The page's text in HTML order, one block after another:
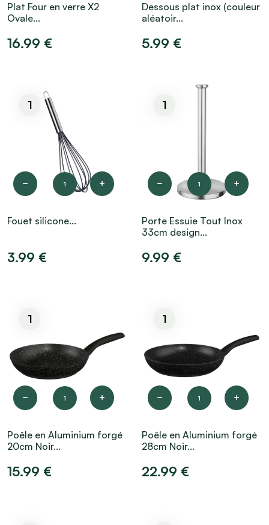
Plat Four en verre X2
Ovale...
16.99 €
Dessous plat inox (couleur
aléatoir...
5.99 €
1
1
Fouet silicone...
3.99 €
1
1
Porte Essuie Tout Inox
33cm design...
9.99 €
1
1
Poêle en Aluminium forgé
20cm Noir...
15.99 €
1
1
Poêle en Aluminium forgé
28cm Noir...
22.99 €